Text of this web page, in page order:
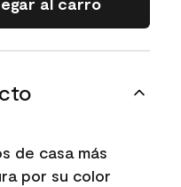
de casa más
por su color